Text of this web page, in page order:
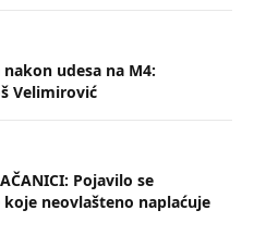
udesa na M4:
Velimirović
Pojavilo se
neovlašteno naplaćuje